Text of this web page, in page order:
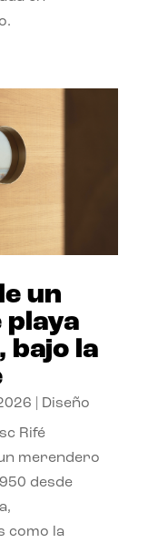
un
playa
bajo la
Diseño
Rifé
merendero
desde
como la